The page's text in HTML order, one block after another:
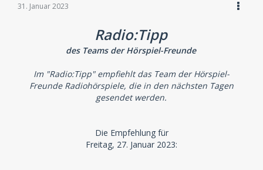
31. Januar 2023
Radio:Tipp
des Teams der Hörspiel-Freunde
Im "Radio:Tipp" empfiehlt das Team der Hörspiel-
Freunde Radiohörspiele, die in den nächsten Tagen
gesendet werden.
Die Empfehlung für
Freitag, 27. Januar 2023: